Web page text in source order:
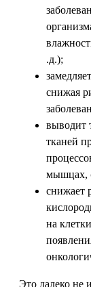
.д.);
снижая
выводит
тканей
мышцах,
снижает
на
Это далеко не